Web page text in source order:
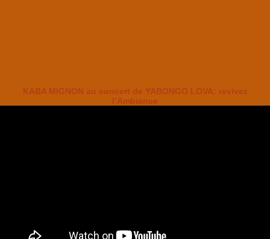
KABA MIGNON au concert de YABONGO LOVA: revivez
l’Ambiance